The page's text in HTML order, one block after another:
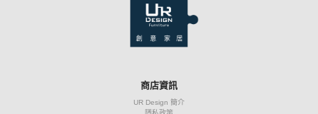
商店資訊
UR Design 簡介